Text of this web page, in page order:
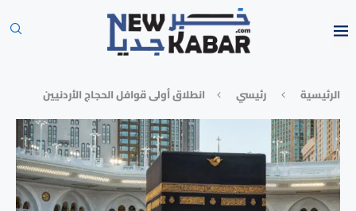
الرئيسية رئيسي انطلاق أولى قوافل الحجاج الأردنيين